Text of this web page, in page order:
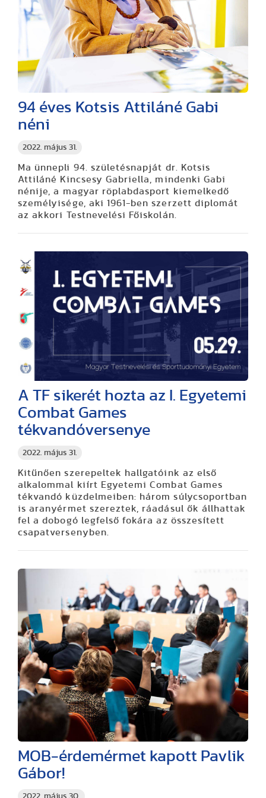
2022. május 31.
94 éves Kotsis Attiláné Gabi
néni
Ma ünnepli 94. születésnapját dr. Kotsis
Attiláné Kincsesy Gabriella, mindenki Gabi
nénije, a magyar röplabdasport kiemelkedő
személyisége, aki 1961-ben szerzett diplomát
az akkori Testnevelési Főiskolán.
2022. május 31.
A TF sikerét hozta az I. Egyetemi
Combat Games
tékvandóversenye
Kitűnően szerepeltek hallgatóink az első
alkalommal kiírt Egyetemi Combat Games
tékvandó küzdelmeiben: három súlycsoportban
is aranyérmet szereztek, ráadásul ők állhattak
fel a dobogó legfelső fokára az összesített
csapatversenyben.
2022. május 30.
MOB-érdemérmet kapott Pavlik
Gábor!